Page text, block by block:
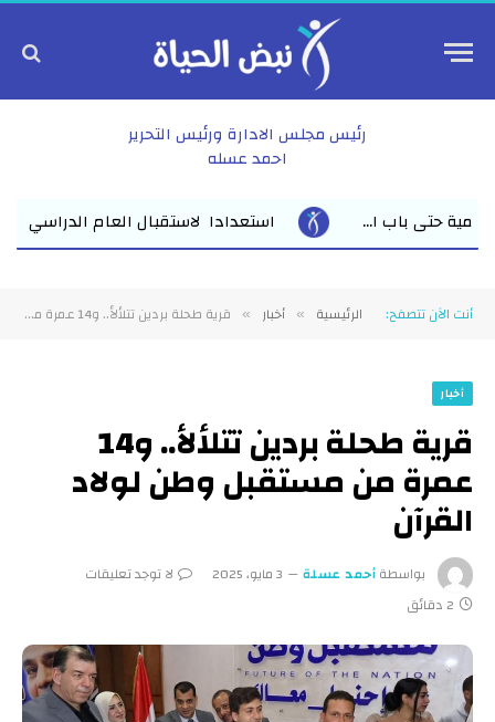
رئيس مجلس الادارة ورئيس التحرير
احمد عسله
لاستقبال العام الدراسي الجديد وكيل أول وزارة التعليم
أنت الآن تتصفح: الرئيسية » أخبار » قرية طحلة بردين تتلألأ.. و14 عمرة من مستقبل وطن لولاد القرآن
أخبار
قرية طحلة بردين تتلألأ.. و14
عمرة من مستقبل وطن لولاد
القرآن
بواسطةأحمد عسلة 3 مايو، 2025
لا توجد تعليقات
2 دقائق